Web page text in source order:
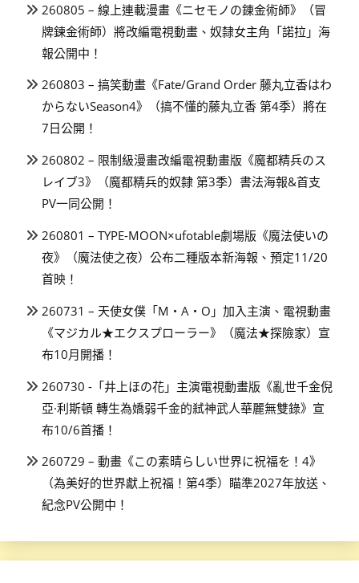
260805 – 線上連載漫畫《ニセモノの錬金術師》（冒
牌鍊金術師）將改編電視動畫、奴隸女主角「諾拉」海
報公開中！
260803 – 搞笑動畫《Fate/Grand Order 藤丸立香はわ
からないSeason4》（搞不懂的藤丸立香 第4季）將在
7日公開！
260802 – 限制級漫畫改編電視動畫版《魔都精兵のス
レイブ3》（魔都精兵的奴隸 第3季）書法海報&首支
PV一同公開！
260801 – TYPE-MOON×ufotable劇場版《魔法使いの
夜》（魔法使之夜）公布二種版本新海報、預定11/20
首映！
260731 – 天使女僕「M・A・O」加入主演、電視動畫
《マジカル★エクスプローラー》（魔法★探險家）宣
布10月開播！
260730 -「井上ほの花」主演電視動畫版《亂世千金倪
亞·利斯頓 轉生為嬌弱千金的弒神武人華麗無雙錄》宣
布10/6首播！
260729 – 動畫《この素晴らしい世界に祝福を！4》
（為美好的世界獻上祝福！第4季）瞄準2027年放送、
紀念PV公開中！